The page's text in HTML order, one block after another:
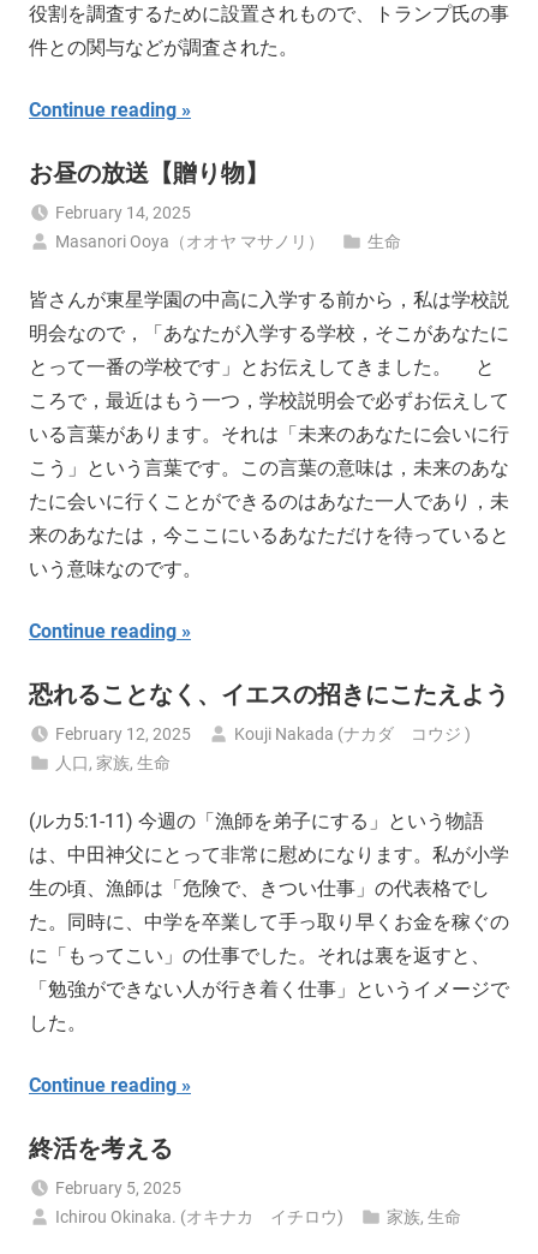
役割を調査するために設置されもので、トランプ氏の事
件との関与などが調査された。
Continue reading
お昼の放送【贈り物】
February 14, 2025
Masanori Ooya（オオヤ マサノリ）
生命
皆さんが東星学園の中高に入学する前から，私は学校説
明会なので，「あなたが入学する学校，そこがあなたに
とって一番の学校です」とお伝えしてきました。 と
ころで，最近はもう一つ，学校説明会で必ずお伝えして
いる言葉があります。それは「未来のあなたに会いに行
こう」という言葉です。この言葉の意味は，未来のあな
たに会いに行くことができるのはあなた一人であり，未
来のあなたは，今ここにいるあなただけを待っていると
いう意味なのです。
Continue reading
恐れることなく、イエスの招きにこたえよう
February 12, 2025
Kouji Nakada (ナカダ コウジ )
人口,家族,生命
(ルカ5:1-11) 今週の「漁師を弟子にする」という物語
は、中田神父にとって非常に慰めになります。私が小学
生の頃、漁師は「危険で、きつい仕事」の代表格でし
た。同時に、中学を卒業して手っ取り早くお金を稼ぐの
に「もってこい」の仕事でした。それは裏を返すと、
「勉強ができない人が行き着く仕事」というイメージで
した。
Continue reading
終活を考える
February 5, 2025
Ichirou Okinaka. (オキナカ イチロウ)
家族,生命